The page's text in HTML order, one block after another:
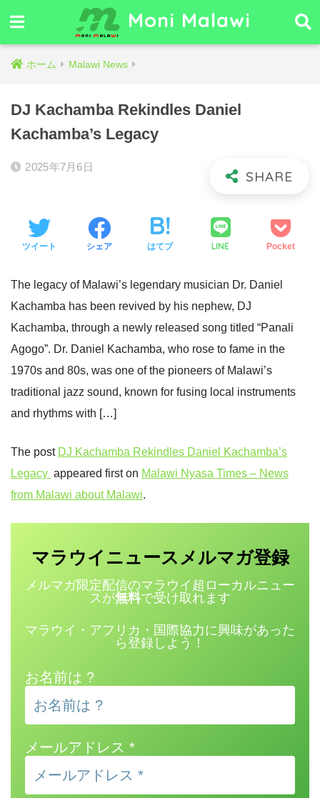
Moni Malawi
ホーム Malawi News
DJ Kachamba Rekindles Daniel
Kachamba’s Legacy
2025年7月6日
ツイート シェア はてブ LINE Pocket
The legacy of Malawi’s legendary musician Dr. Daniel
Kachamba has been revived by his nephew, DJ
Kachamba, through a newly released song titled “Panali
Agogo”. Dr. Daniel Kachamba, who rose to fame in the
1970s and 80s, was one of the pioneers of Malawi’s
traditional jazz sound, known for fusing local instruments
and rhythms with […]
The post DJ Kachamba Rekindles Daniel Kachamba’s
Legacy appeared first on Malawi Nyasa Times – News
from Malawi about Malawi.
マラウイニュース メルマガ登録
メルマガ限定配信のマラウイ超ローカルニュー
スが無料で受け取れます
マラウイ・アフリカ・国際協力に興味があった
ら登録しよう！
お名前は ?
メールアドレス *